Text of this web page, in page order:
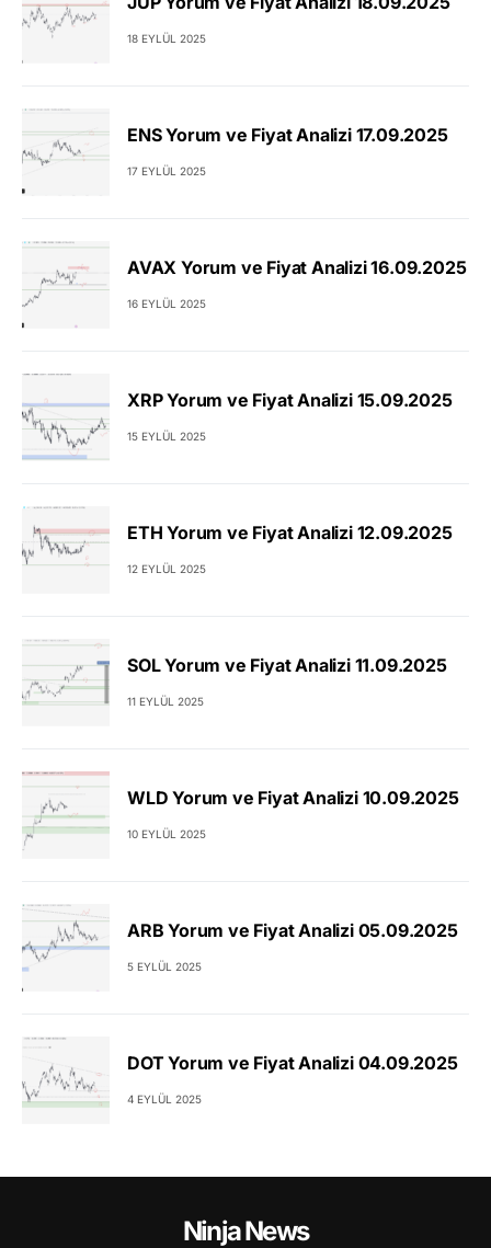
18 EYLÜL 2025
ENS Yorum ve Fiyat Analizi 17.09.2025
17 EYLÜL 2025
AVAX Yorum ve Fiyat Analizi 16.09.2025
16 EYLÜL 2025
XRP Yorum ve Fiyat Analizi 15.09.2025
15 EYLÜL 2025
ETH Yorum ve Fiyat Analizi 12.09.2025
12 EYLÜL 2025
SOL Yorum ve Fiyat Analizi 11.09.2025
11 EYLÜL 2025
WLD Yorum ve Fiyat Analizi 10.09.2025
10 EYLÜL 2025
ARB Yorum ve Fiyat Analizi 05.09.2025
5 EYLÜL 2025
DOT Yorum ve Fiyat Analizi 04.09.2025
4 EYLÜL 2025
Ninja News